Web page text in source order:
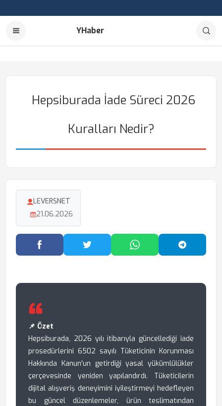
YHaber
Hepsiburada İade Süreci 2026
Kuralları Nedir?
LEVERSNET
21.06.2026
Facebook'ta PaylaşTwitter'da PaylaşWhatsApp'ta Paylaş
📌 Özet
Hepsiburada, 2026 yılı itibarıyla güncellediği iade
prosedürlerini 6502 sayılı Tüketicinin Korunması
Hakkında Kanun'un getirdiği yasal yükümlülükler
çerçevesinde yeniden yapılandırdı. Tüketicilerin
dijital alışveriş deneyimini iyileştirmeyi hedefleyen
bu güncel düzenlemeler, ürün teslimatından